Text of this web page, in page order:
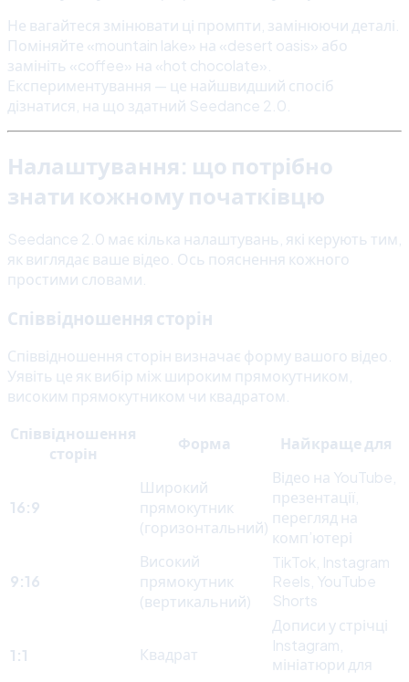
Не вагайтеся змінювати ці промпти, замінюючи деталі.
Поміняйте «mountain lake» на «desert oasis» або
замініть «coffee» на «hot chocolate».
Експериментування — це найшвидший спосіб
дізнатися, на що здатний Seedance 2.0.
Налаштування: що потрібно
знати кожному початківцю
Seedance 2.0 має кілька налаштувань, які керують тим,
як виглядає ваше відео. Ось пояснення кожного
простими словами.
Співвідношення сторін
Співвідношення сторін визначає форму вашого відео.
Уявіть це як вибір між широким прямокутником,
високим прямокутником чи квадратом.
Співвідношення
сторін
Форма Найкраще для
16:9
Широкий
прямокутник
(горизонтальний)
Відео на YouTube,
презентації,
перегляд на
комп’ютері
9:16
Високий
прямокутник
(вертикальний)
TikTok, Instagram
Reels, YouTube
Shorts
1:1 Квадрат
Дописи у стрічці
Instagram,
мініатюри для